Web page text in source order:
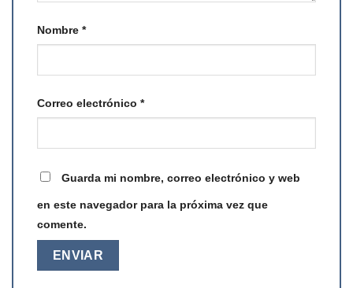
Nombre *
Correo electrónico *
Guarda mi nombre, correo electrónico y web
en este navegador para la próxima vez que
comente.